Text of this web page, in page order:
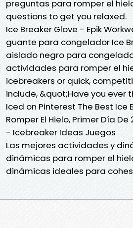
preguntas para romper el
questions to get you relaxed.
Ice Breaker Glove - Epik
guante para congelador Ice
aislado negro para
actividades para romper el
icebreakers or quick,
include, &quot;Have you ever
Iced on Pinterest The Best
Romper El Hielo, Primer Día
- Icebreaker Ideas Juegos
Las mejores actividades y
dinámicas para romper el
dinámicas ideales para